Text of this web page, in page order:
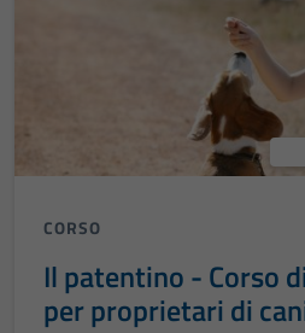
CORSO
Il patentino - Corso
per proprietari di